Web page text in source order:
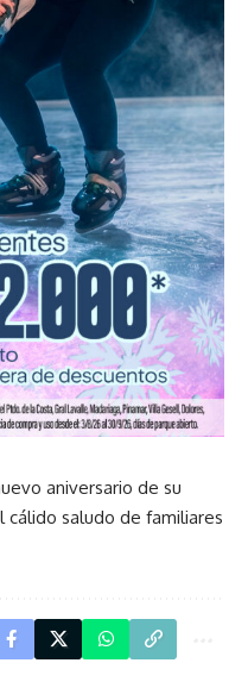
aniversario de su
cálido saludo de familiares